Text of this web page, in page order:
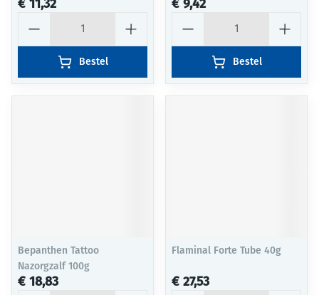
€ 11,32
Bestel
€ 9,42
Bestel
Bepanthen Tattoo
Nazorgzalf 100g
€ 18,83
Flaminal Forte Tube 40g
€ 27,53